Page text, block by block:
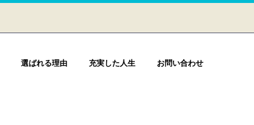
選ばれる理由 充実した人生 お問い合わせ